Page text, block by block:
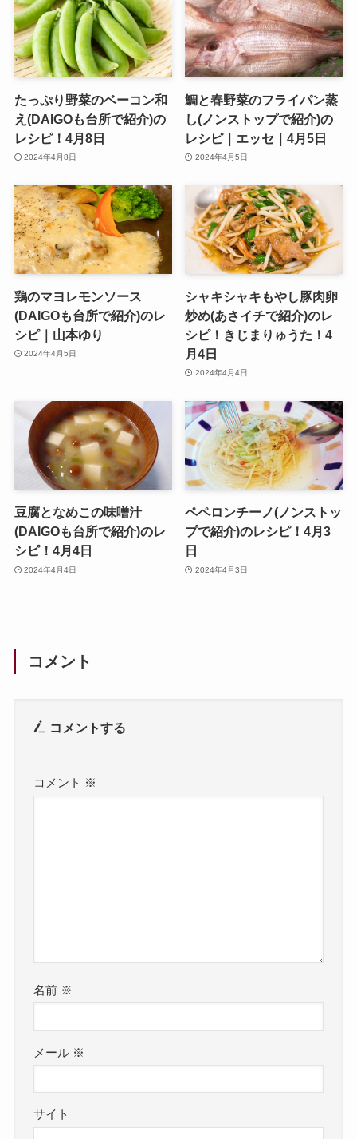
たっぷり野菜のベーコン和
え(DAIGOも台所で紹介)の
レシピ！4月8日
2024年4月8日
鯛と春野菜のフライパン蒸
し(ノンストップで紹介)の
レシピ｜エッセ｜4月5日
2024年4月5日
鶏のマヨレモンソース
(DAIGOも台所で紹介)のレ
シピ｜山本ゆり
2024年4月5日
シャキシャキもやし豚肉卵
炒め(あさイチで紹介)のレ
シピ！きじまりゅうた！4
月4日
2024年4月4日
豆腐となめこの味噌汁
(DAIGOも台所で紹介)のレ
シピ！4月4日
2024年4月4日
ペペロンチーノ(ノンストッ
プで紹介)のレシピ！4月3
日
2024年4月3日
コメント
コメントする
コメント ※
名前 ※
メール ※
サイト